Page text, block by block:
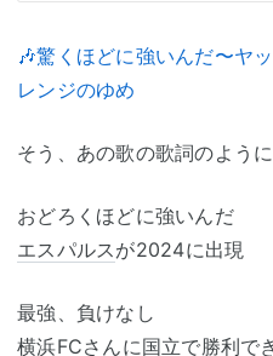
🎶驚くほどに強いんだ〜ヤ
レンジのゆめ
そう、あの歌の歌詞のように
おどろくほどに強いんだ
エスパルス が2024に出現
最強、負けなし
横浜FCさんに国立で勝利で